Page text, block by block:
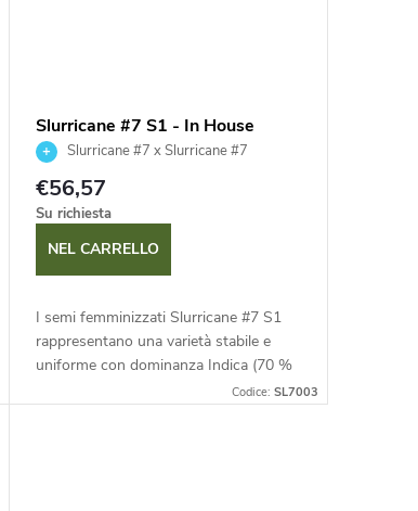
Slurricane #7 S1 - In House
Genetics 3 ks
Slurricane #7 x Slurricane #7
€56,57
Su richiesta
NEL CARRELLO
I semi femminizzati Slurricane #7 S1
rappresentano una varietà stabile e
uniforme con dominanza Indica (70 %
Indica / 30 % Sativa), che vanta una
Codice: SL7003